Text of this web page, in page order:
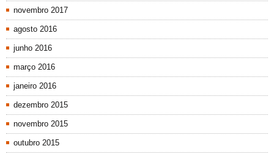
novembro 2017
agosto 2016
junho 2016
março 2016
janeiro 2016
dezembro 2015
novembro 2015
outubro 2015